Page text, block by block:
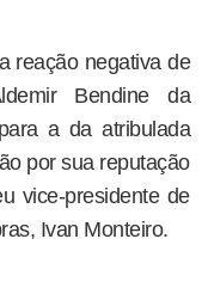
reação negativa de
Bendine da
a da atribulada
por sua reputação
vice-presidente de
Ivan Monteiro.